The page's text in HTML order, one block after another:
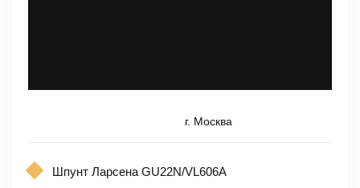
г. Москва
Шпунт Ларсена GU22N/VL606A